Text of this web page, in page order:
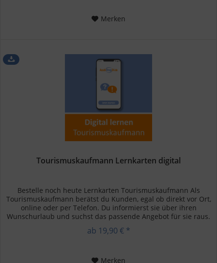
Merken
Tourismuskaufmann Lernkarten digital
Bestelle noch heute Lernkarten Tourismuskaufmann Als
Tourismuskaufmann berätst du Kunden, egal ob direkt vor Ort,
online oder per Telefon. Du informierst sie über ihren
Wunschurlaub und suchst das passende Angebot für sie raus.
ab 19,90 € *
Merken